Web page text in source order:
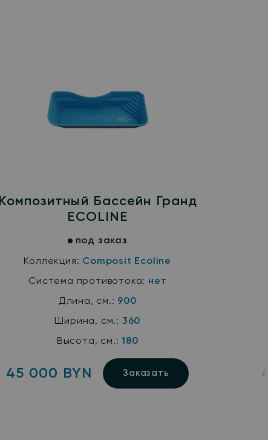
Композитный Бассейн Гранд
ECOLINE
под заказ
Коллекция: Composit Ecoline
Система противотока: нет
Длина, см.: 900
Ширина, см.: 360
Высота, см.:180
45 000 BYN Заказать